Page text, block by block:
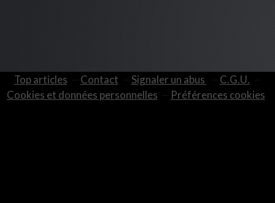
Top articles Contact Signaler un abus
C.G.U.
Cookies et données personnelles
Préférences cookies